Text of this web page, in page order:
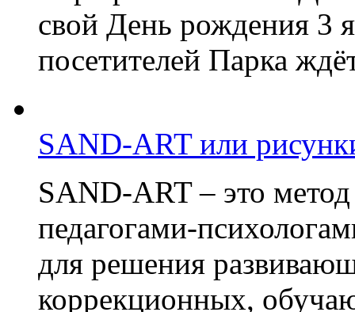
свой День рождения 3
посетителей Парка
SAND-ART или
SAND-ART – это
педагогами-
для решения
коррекционных,